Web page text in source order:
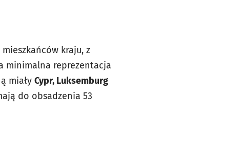
kraju, z
minimalna reprezentacja
miały Cypr, Luksemburg
do obsadzenia 53